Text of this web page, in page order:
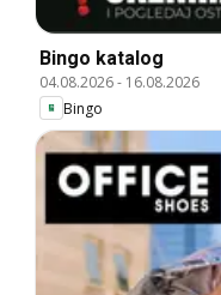
Bingo katalog
04.08.2026- 16.08.2026
Bingo